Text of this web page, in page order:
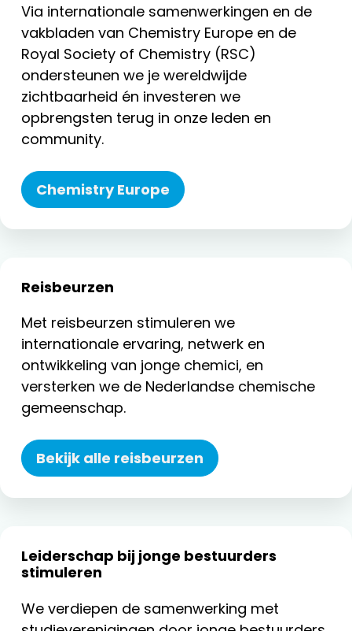
Via internationale samenwerkingen en de
vakbladen van Chemistry Europe en de
Royal Society of Chemistry (RSC)
ondersteunen we je wereldwijde
zichtbaarheid én investeren we
opbrengsten terug in onze leden en
community.
Chemistry Europe
Reisbeurzen
Met reisbeurzen stimuleren we
internationale ervaring, netwerk en
ontwikkeling van jonge chemici, en
versterken we de Nederlandse chemische
gemeenschap.
Bekijk alle reisbeurzen
Leiderschap bij jonge bestuurders
stimuleren
We verdiepen de samenwerking met